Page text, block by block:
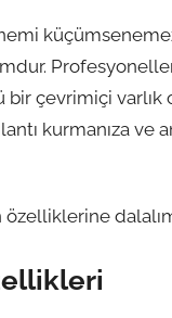
çevrimiçi
kurmanıza ve
özelliklerine